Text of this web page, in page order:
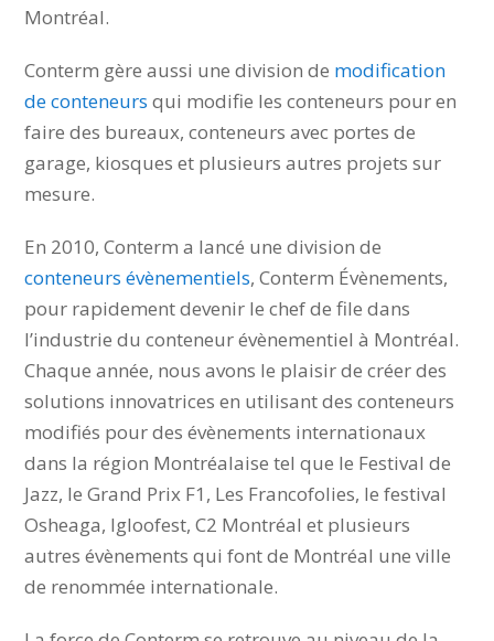
Montréal.
Conterm gère aussi une division de modification
de conteneurs qui modifie les conteneurs pour
en faire des bureaux, conteneurs avec portes de
garage, kiosques et plusieurs autres projets sur
mesure.
En 2010, Conterm a lancé une division de
conteneurs évènementiels, Conterm Évènements,
pour rapidement devenir le chef de file dans
l’industrie du conteneur évènementiel à
Montréal. Chaque année, nous avons le plaisir de
créer des solutions innovatrices en utilisant des
conteneurs modifiés pour des évènements
internationaux dans la région Montréalaise tel
que le Festival de Jazz, le Grand Prix F1, Les
Francofolies, le festival Osheaga, Igloofest, C2
Montréal et plusieurs autres évènements qui
font de Montréal une ville de renommée
Catalogue de nos produits
Vedette!
Consultez notrecatalogue de produits
standards
et profitez de modèles de conteneurs
populaires et déjà adaptés à vos besoins.